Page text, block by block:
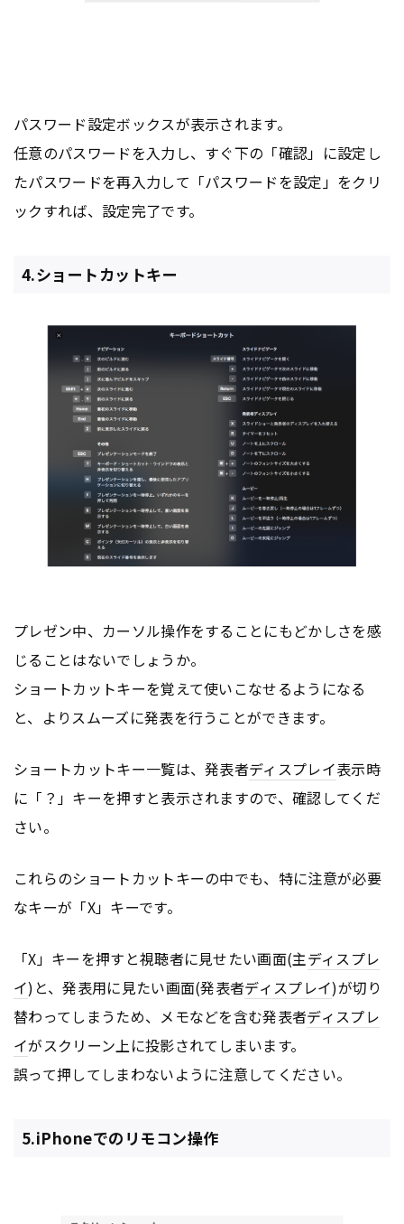
パスワード設定ボックスが表示されます。
任意のパスワードを入力し、すぐ下の「確認」に設定し
たパスワードを再入力して「パスワードを設定」をクリ
ックすれば、設定完了です。
4.ショートカットキー
プレゼン中、カーソル操作をすることにもどかしさを感
じることはないでしょうか。
ショートカットキーを覚えて使いこなせるようになる
と、よりスムーズに発表を行うことができます。
ショートカットキー一覧は、発表者ディスプレイ表示時
に「？」キーを押すと表示されますので、確認してくだ
さい。
これらのショートカットキーの中でも、特に注意が必要
なキーが「X」キーです。
「X」キーを押すと視聴者に見せたい画面(主ディスプレ
イ)と、発表用に見たい画面(発表者ディスプレイ)が切り
替わってしまうため、メモなどを含む発表者ディスプレ
イがスクリーン上に投影されてしまいます。
誤って押してしまわないように注意してください。
5.iPhoneでのリモコン操作